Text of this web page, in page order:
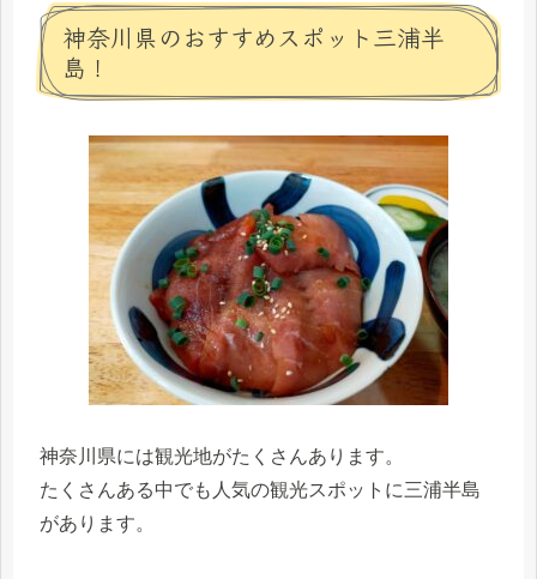
神奈川県のおすすめスポット三浦半
島！
神奈川県には観光地がたくさんあります。
たくさんある中でも人気の観光スポットに三浦半島
があります。